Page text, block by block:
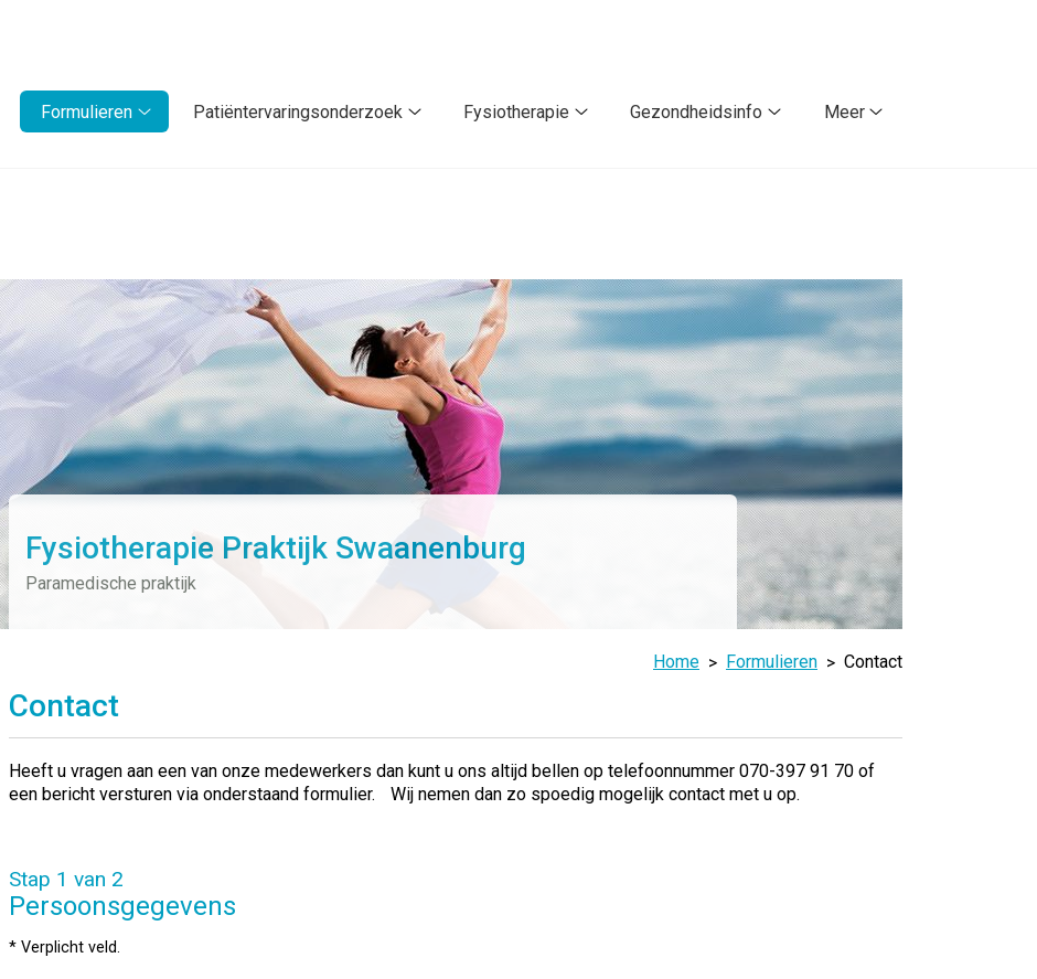
Onze
Formulieren
Formulieren
Patiëntervaringsonderzoek
Fysiotherapie
Gezondheidsinfo
Meer
Fysiotherapie Praktijk Swaanenburg
Paramedische praktijk
Home Formulieren Contact
Contact
Heeft u vragen aan een van onze medewerkers dan kunt u ons altijd bellen op telefoonnummer 070-397 91 70 of
een bericht versturen via onderstaand formulier. Wij nemen dan zo spoedig mogelijk contact met u op.
Stap 1 van 2
Persoonsgegevens
* Verplicht veld.